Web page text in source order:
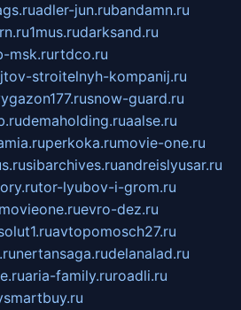
adler-jun.rubandamn.ru
1mus.rudarksand.ru
msk.rurtdco.ru
stroitelnyh-kompanij.ru
snow-guard.ru
demaholding.ruaalse.ru
perkoka.rumovie-one.ru
sibarchives.ruandreislyusar.ru
tor-lyubov-i-grom.ru
movieone.ruevro-dez.ru
avtopomosch27.ru
nertansaga.rudelanalad.ru
aria-family.ruroadli.ru